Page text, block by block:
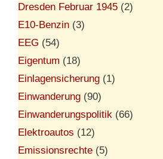
Dresden Februar 1945 (2)
E10-Benzin (3)
EEG (54)
Eigentum (18)
Einlagensicherung (1)
Einwanderung (90)
Einwanderungspolitik (66)
Elektroautos (12)
Emissionsrechte (5)